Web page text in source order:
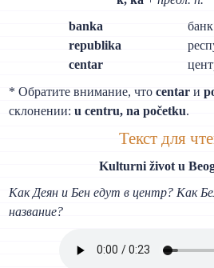
banka
банк
republika
centar
* Обратите внимание, чтоcentar и
склонении:u centru, na početku.
Текст для
Kulturni život u
Как Деян и Бен едут в центр? Как
название?